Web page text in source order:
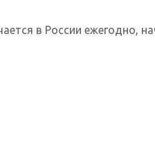
в России ежегодно,